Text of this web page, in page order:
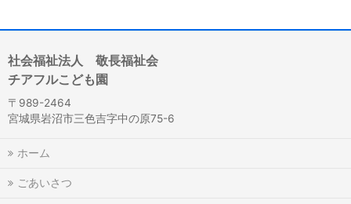
社会福祉法人 敬長福祉会
チアフルこども園
〒989-2464
宮城県岩沼市三色吉字中の原75-6
ホーム
ごあいさつ